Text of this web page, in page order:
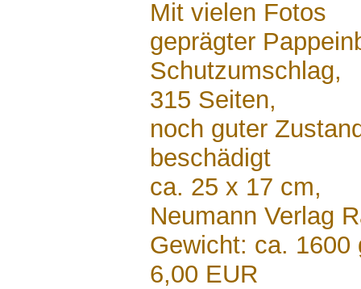
Mit vielen Fotos
geprägter
Schutzumschlag,
315 Seiten,
noch guter
beschädigt
ca. 25 x 17 cm,
Neumann Verlag
Gewicht: ca. 1600
6,00 EUR